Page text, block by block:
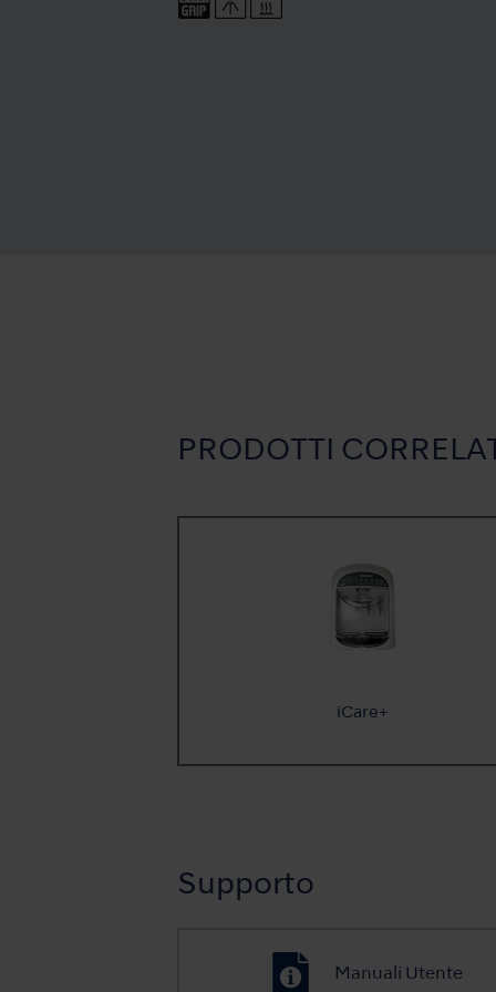
PRODOTTI
iCare+
Supporto
Manuali Utente